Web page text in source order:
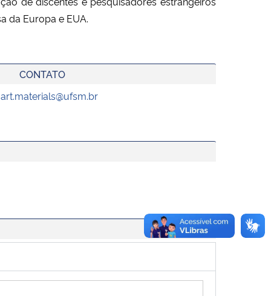
da Europa e EUA.
CONTATO